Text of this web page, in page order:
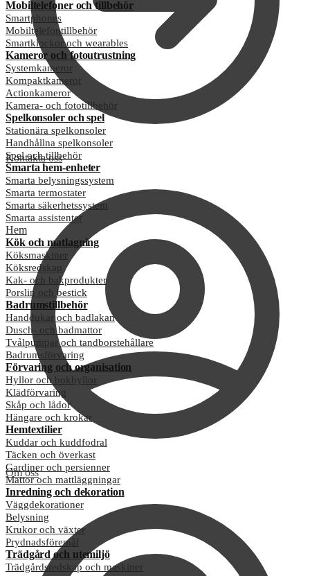
Kontakta oss
Om oss
Mobiltelefoner och tillbehör
Smartphones
Mobiltelefontillbehör
Smartklockor och wearables
Kameror och fotoutrustning
Systemkameror
Kompaktkameror
Actionkameror
Kamera- och fototillbehör
Spelkonsoler och spel
Stationära spelkonsoler
Handhållna spelkonsoler
Spel och tillbehör
Smarta hem-enheter
Smarta belysningssystem
Smarta termostater
Smarta säkerhetssystem
Smarta assistenter
Hem
Kök och matlagning
Köksmaskiner
Köksredskap
Kak- och bakprodukter
Porslin och bestick
Badrumstillbehör
Handdukar och badlakan
Dusch- och badmattor
Tvålpumpar och tandborstehållare
Badrumsförvaring
Förvaring och organisation
Hyllor och bokhyllor
Klädförvaring
Skåp och lådor
Hängare och krokar
Hemtextilier
Kuddar och kuddfodral
Täcken och överkast
Gardiner och persienner
Mattor och mattläggningar
Inredning och dekoration
Väggdekorationer
Belysning
Krukor och växter
Prydnadsföremål
Trädgård och utemiljö
Trädgårdsredskap och maskiner